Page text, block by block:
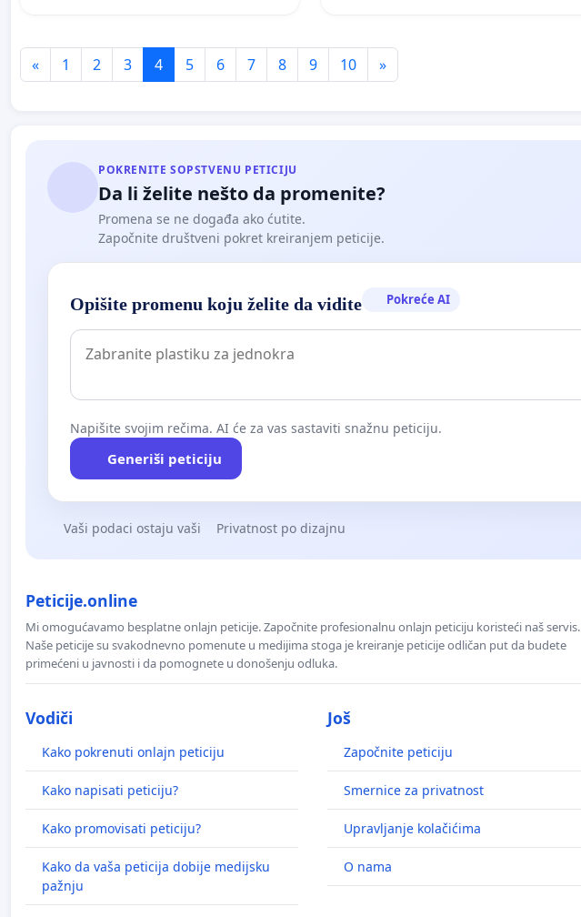
« 1 2 3 4 5 6 7 8 9 10 »
POKRENITE SOPSTVENU PETICIJU
Da li želite nešto da promenite?
Promena se ne događa ako ćutite.
Započnite društveni pokret kreiranjem peticije.
Opišite promenu koju želite da vidite Pokreće AI
Napišite svojim rečima. AI će za vas sastaviti snažnu peticiju.
Generiši peticiju
Vaši podaci ostaju vaši Privatnost po dizajnu
Peticije.online
Mi omogućavamo besplatne onlajn peticije. Započnite profesionalnu onlajn peticiju koristeći naš servis.
Naše peticije su svakodnevno pomenute u medijima stoga je kreiranje peticije odličan put da budete
primećeni u javnosti i da pomognete u donošenju odluka.
Vodiči
Kako pokrenuti onlajn peticiju
Kako napisati peticiju?
Kako promovisati peticiju?
Kako da vaša peticija dobije medijsku
pažnju
Još
Započnite peticiju
Smernice za privatnost
Upravljanje kolačićima
O nama